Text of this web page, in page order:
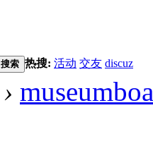
搜索 热搜: 活动 交友 discuz
›